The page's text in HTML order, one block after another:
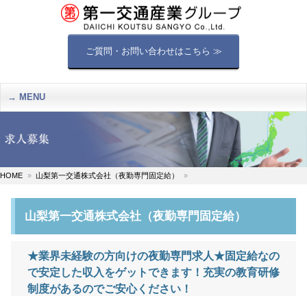
ご質問・お問い合わせはこちら ≫
MENU
HOME 山梨第一交通株式会社（夜勤専門固定給）
山梨第一交通株式会社（夜勤専門固定給）
★業界未経験の方向けの夜勤専門求人★固定給なの
で安定した収入をゲットできます！充実の教育研修
制度があるのでご安心ください！